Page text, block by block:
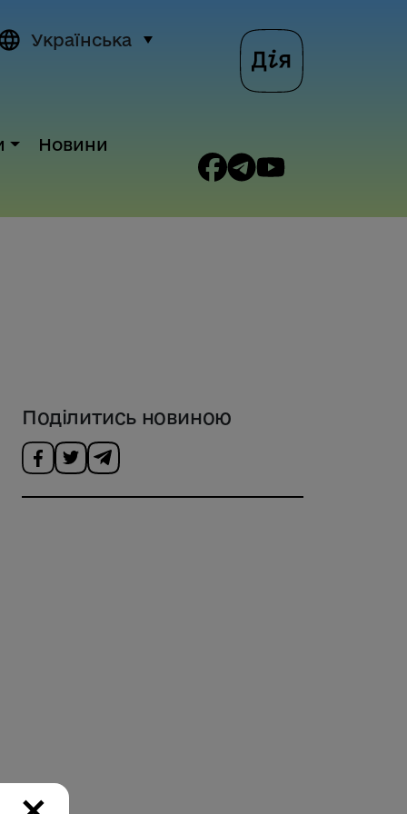
Українська
Новини
Поділитись новиною